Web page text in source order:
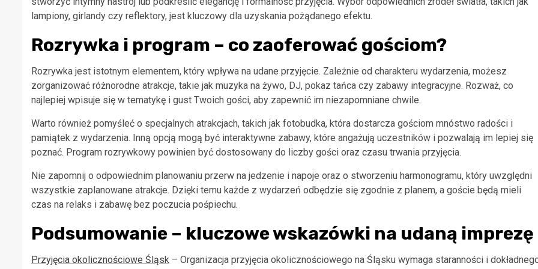
lampiony, girlandy czy reflektory, jest kluczowy dla uzyskania pożądanego efektu.
Rozrywka i program – co zaoferować gościom?
Rozrywka jest istotnym elementem, który wpływa na udane przyjęcie. Zależnie od charakteru wydarzenia, możesz
zorganizować różnorodne atrakcje, takie jak muzyka na żywo, DJ, pokaz tańca czy zabawy integracyjne. Rozważ, co
najlepiej wpisuje się w tematykę i gust Twoich gości, aby zapewnić im niezapomniane chwile.
Warto również pomyśleć o specjalnych atrakcjach, takich jak fotobudka, która dostarcza gościom mnóstwo radości i
pamiątek z wydarzenia. Inną opcją mogą być interaktywne zabawy, które angażują uczestników i pozwalają im lepiej się
poznać. Program rozrywkowy powinien być dostosowany do liczby gości oraz czasu trwania przyjęcia.
Nie zapomnij o odpowiednim planowaniu przerw na jedzenie i napoje oraz o stworzeniu harmonogramu, który uwzględni
wszystkie zaplanowane atrakcje. Dzięki temu każde z wydarzeń odbędzie się zgodnie z planem, a goście będą mieli
czas na relaks i zabawę bez poczucia pośpiechu.
Podsumowanie – kluczowe wskazówki na udaną imprezę
Przyjęcia okolicznościowe Śląsk – Organizacja przyjęcia okolicznościowego na Śląsku wymaga staranności i